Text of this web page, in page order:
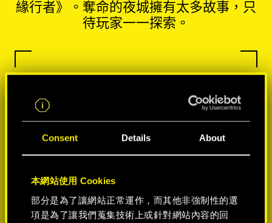
Consent Details About
本網站使用 Cookies
部分是為了讓網站正常運作，而其他非強制性的選
項是為了讓我們蒐集技術上或針對網站內容的回
緣行者》。奪命的夜城擁有太多故事，只
待玩家一一探索。